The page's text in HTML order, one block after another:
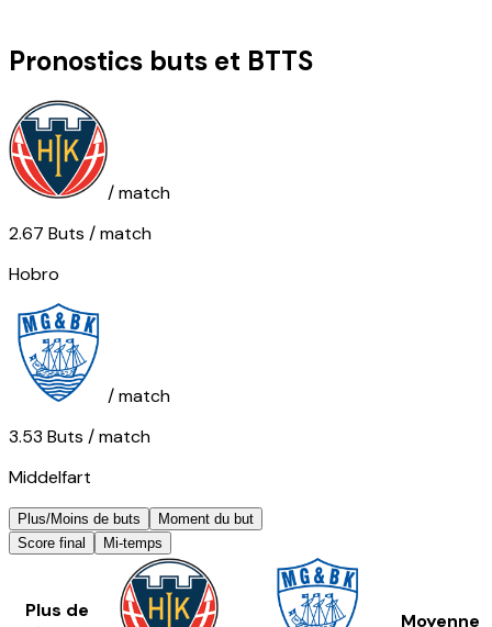
Pronostics buts et BTTS
/ match
2.67 Buts / match
Hobro
/ match
3.53 Buts / match
Middelfart
Plus/Moins de buts
Moment du but
Score final
Mi-temps
Plus de
Moyenne